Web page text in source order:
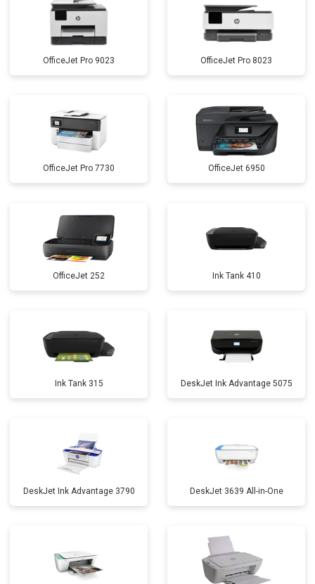
OfficeJet Pro 9023 OfficeJet Pro 8023
OfficeJet Pro 7730 OfficeJet 6950
OfficeJet 252 Ink Tank 410
Ink Tank 315 DeskJet Ink Advantage 5075
DeskJet Ink Advantage 3790 DeskJet 3639 All-in-One